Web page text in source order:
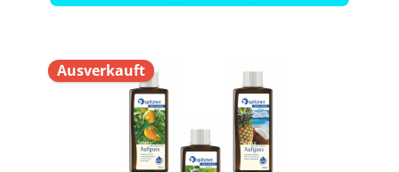
Ausverkauft